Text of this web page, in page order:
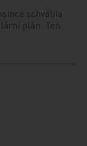
schválila
plán. Ten